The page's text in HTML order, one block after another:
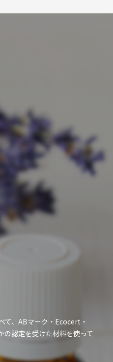
て、ABマーク・Ecocert・
の認定を受けた材料を使って